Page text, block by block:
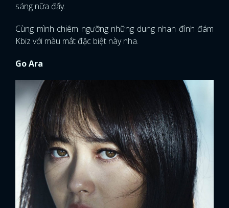
sáng nữa đấy.
Cùng mình chiêm ngưỡng những dung nhan đình đám
Kbiz với màu mắt đặc biệt này nha.
Go Ara